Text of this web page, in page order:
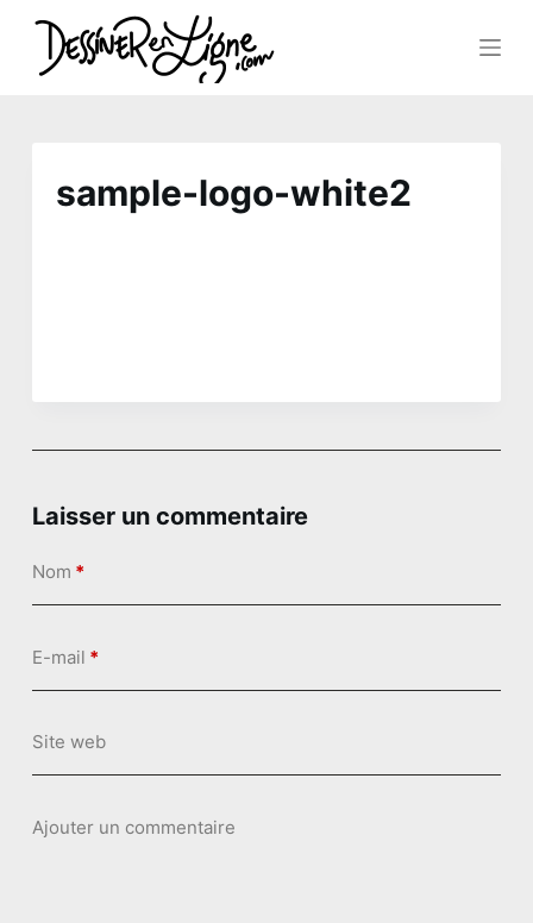
P
e
n
u
sample-logo-white2
Laisser un commentaire
Nom *
E-mail *
Site web
Ajouter un commentaire